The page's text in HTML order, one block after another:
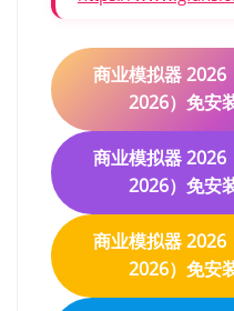
商业模拟器
2026）免安
商业模拟器
2026）免安
商业模拟器
2026）免安